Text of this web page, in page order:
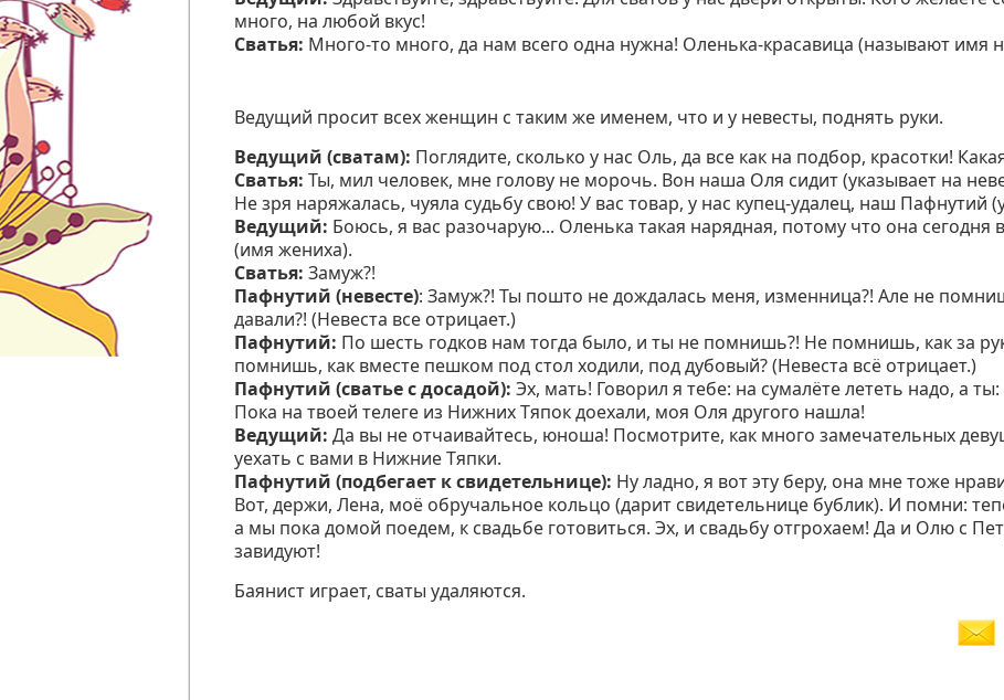
много, на любой вкус!
Сватья: Много-то много, да нам всего одна нужна! Оленька-красавица (называют имя
Ведущий просит всех женщин с таким же именем, что и у невесты, поднять руки.
Ведущий (сватам): Поглядите, сколько у нас Оль, да все как на подбор, красотки!
Сватья: Ты, мил человек, мне голову не морочь. Вон наша Оля сидит (указывает на
Не зря наряжалась, чуяла судьбу свою! У вас товар, у нас купец-удалец, наш Пафнутий
Ведущий: Боюсь, я вас разочарую... Оленька такая нарядная, потому что она сегодня
(имя жениха).
Сватья: Замуж?!
Пафнутий (невесте): Замуж?! Ты пошто не дождалась меня, изменница?! Але не
давали?! (Невеста все отрицает.)
Пафнутий: По шесть годков нам тогда было, и ты не помнишь?! Не помнишь, как за
помнишь, как вместе пешком под стол ходили, под дубовый? (Невеста всё отрицает.)
Пафнутий (сватье с досадой): Эх, мать! Говорил я тебе: на сумалёте лететь надо, а ты:
Пока на твоей телеге из Нижних Тяпок доехали, моя Оля другого нашла!
Ведущий: Да вы не отчаивайтесь, юноша! Посмотрите, как много замечательных
уехать с вами в Нижние Тяпки.
Пафнутий (подбегает к свидетельнице): Ну ладно, я вот эту беру, она мне тоже
Вот, держи, Лена, моё обручальное кольцо (дарит свидетельнице бублик). И помни:
а мы пока домой поедем, к свадьбе готовиться. Эх, и свадьбу отгрохаем! Да и Олю с
завидуют!
Баянист играет, сваты удаляются.